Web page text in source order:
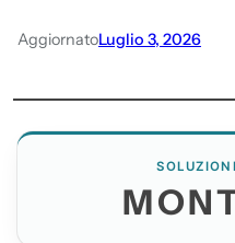
AggiornatoLuglio 3, 2026